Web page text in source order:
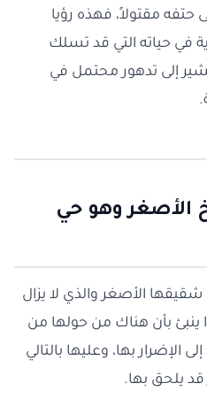
حتفه مقتولاً، فهذه رؤيا
في حياته التي قد تسلك
إلى تدهور محتمل في
الأصغر وهو حي
شقيقها الأصغر والذي لا يزال
ينبئ بأن هناك من حولها من
بها، وعليها بالتالي
يلحق بها.